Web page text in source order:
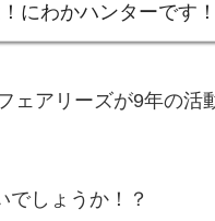
にわかハンターです！
ェアリーズが9年の活
でしょうか！？